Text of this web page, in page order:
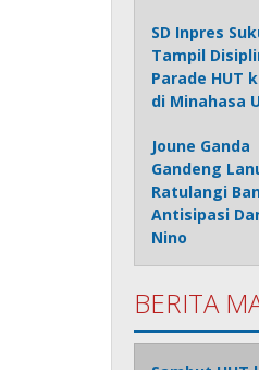
SD Inpres
Tampil
Parade HUT
di Minahasa
Joune Ganda
Gandeng
Ratulangi
Antisipasi
Nino
BERITA